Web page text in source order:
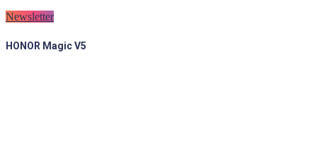
Newsletter
HONOR Magic V5